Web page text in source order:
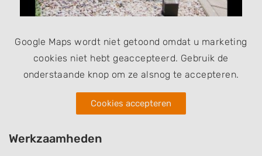
Google Maps wordt niet getoond omdat u marketing
cookies niet hebt geaccepteerd. Gebruik de
onderstaande knop om ze alsnog te accepteren.
Cookies accepteren
Werkzaamheden